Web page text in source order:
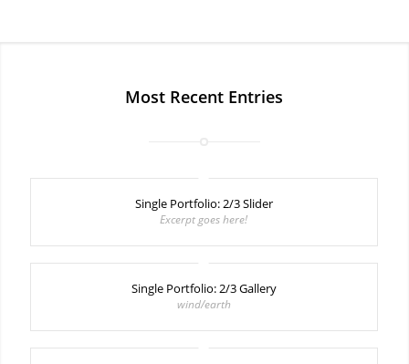
Most Recent Entries
Single Portfolio: 2/3 Slider
Excerpt goes here!
Single Portfolio: 2/3 Gallery
wind/earth